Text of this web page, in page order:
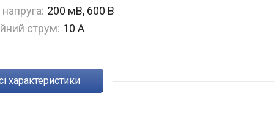
200 мВ, 600 В
струм: 10 А
характеристики